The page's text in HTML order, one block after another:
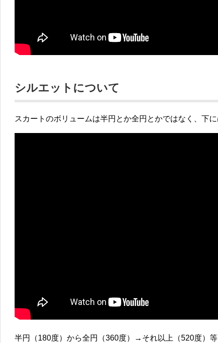
シルエットについて
スカートのボリュームは半円とか全円とかではなく、下
半円（180度）から全円（360度）→それ以上（520度）等